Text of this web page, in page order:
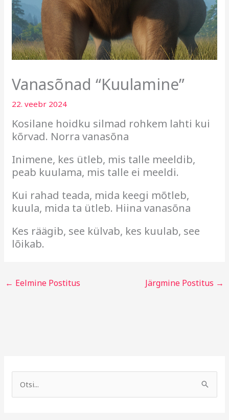
Vanasõnad “Kuulamine”
22. veebr 2024
Kosilane hoidku silmad rohkem lahti kui
kõrvad. Norra vanasõna
Inimene, kes ütleb, mis talle meeldib,
peab kuulama, mis talle ei meeldi.
Kui rahad teada, mida keegi mõtleb,
kuula, mida ta ütleb. Hiina vanasõna
Kes räägib, see külvab, kes kuulab, see
lõikab.
← Eelmine Postitus Järgmine Postitus →